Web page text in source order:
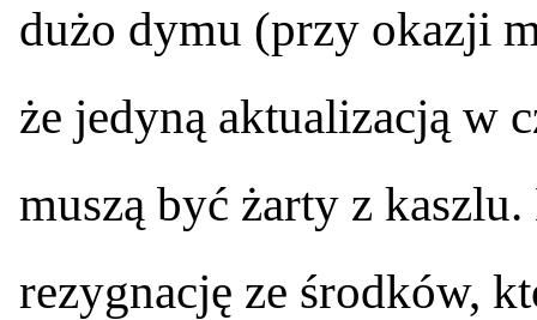
dużo dymu (przy okazji
że jedyną aktualizacją w
muszą być żarty z
rezygnację ze środków,